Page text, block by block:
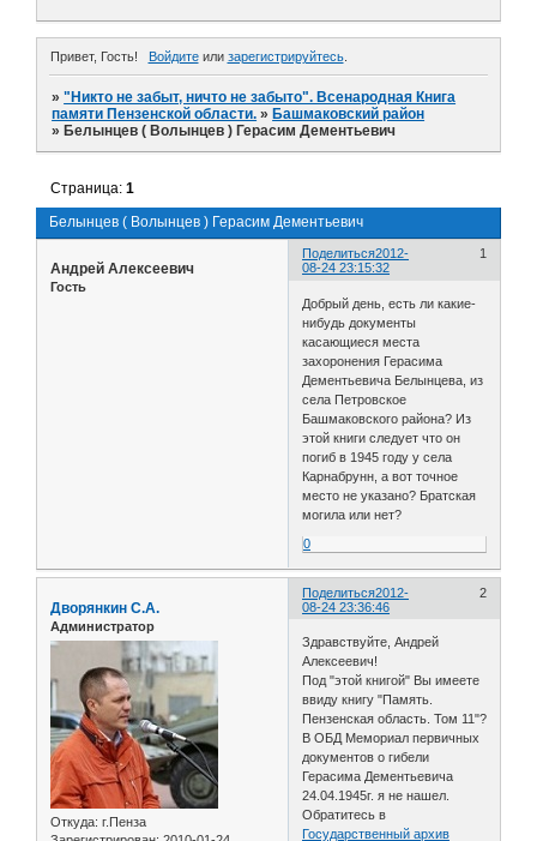
Привет, Гость! Войдитеили зарегистрируйтесь.
»"Никто не забыт, ничто не забыто". Всенародная Книга
памяти Пензенской области. » Башмаковский район
» Белынцев ( Волынцев ) Герасим Дементьевич
Белынцев ( Волынцев ) Герасим Дементьевич
Страница:1
Поделиться 1
2012-
08-24 23:15:32
Андрей Алексеевич
Гость
Добрый день, есть ли какие-
нибудь документы
касающиеся места
захоронения Герасима
Дементьевича Белынцева, из
села Петровское
Башмаковского района? Из
этой книги следует что он
погиб в 1945 году у села
Карнабрунн, а вот точное
место не указано? Братская
могила или нет?
0
Поделиться 2
2012-
08-24 23:36:46
Дворянкин С.А.
Администратор
Откуда: г.Пенза
Здравствуйте, Андрей
Алексеевич!
Под "этой книгой" Вы имеете
ввиду книгу "Память.
Пензенская область. Том 11"?
В ОБД Мемориал первичных
документов о гибели
Герасима Дементьевича
24.04.1945г. я не нашел.
Обратитесь в
Государственный архив